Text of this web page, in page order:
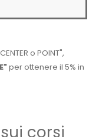
o POINT",
per ottenere il 5% in
corsi